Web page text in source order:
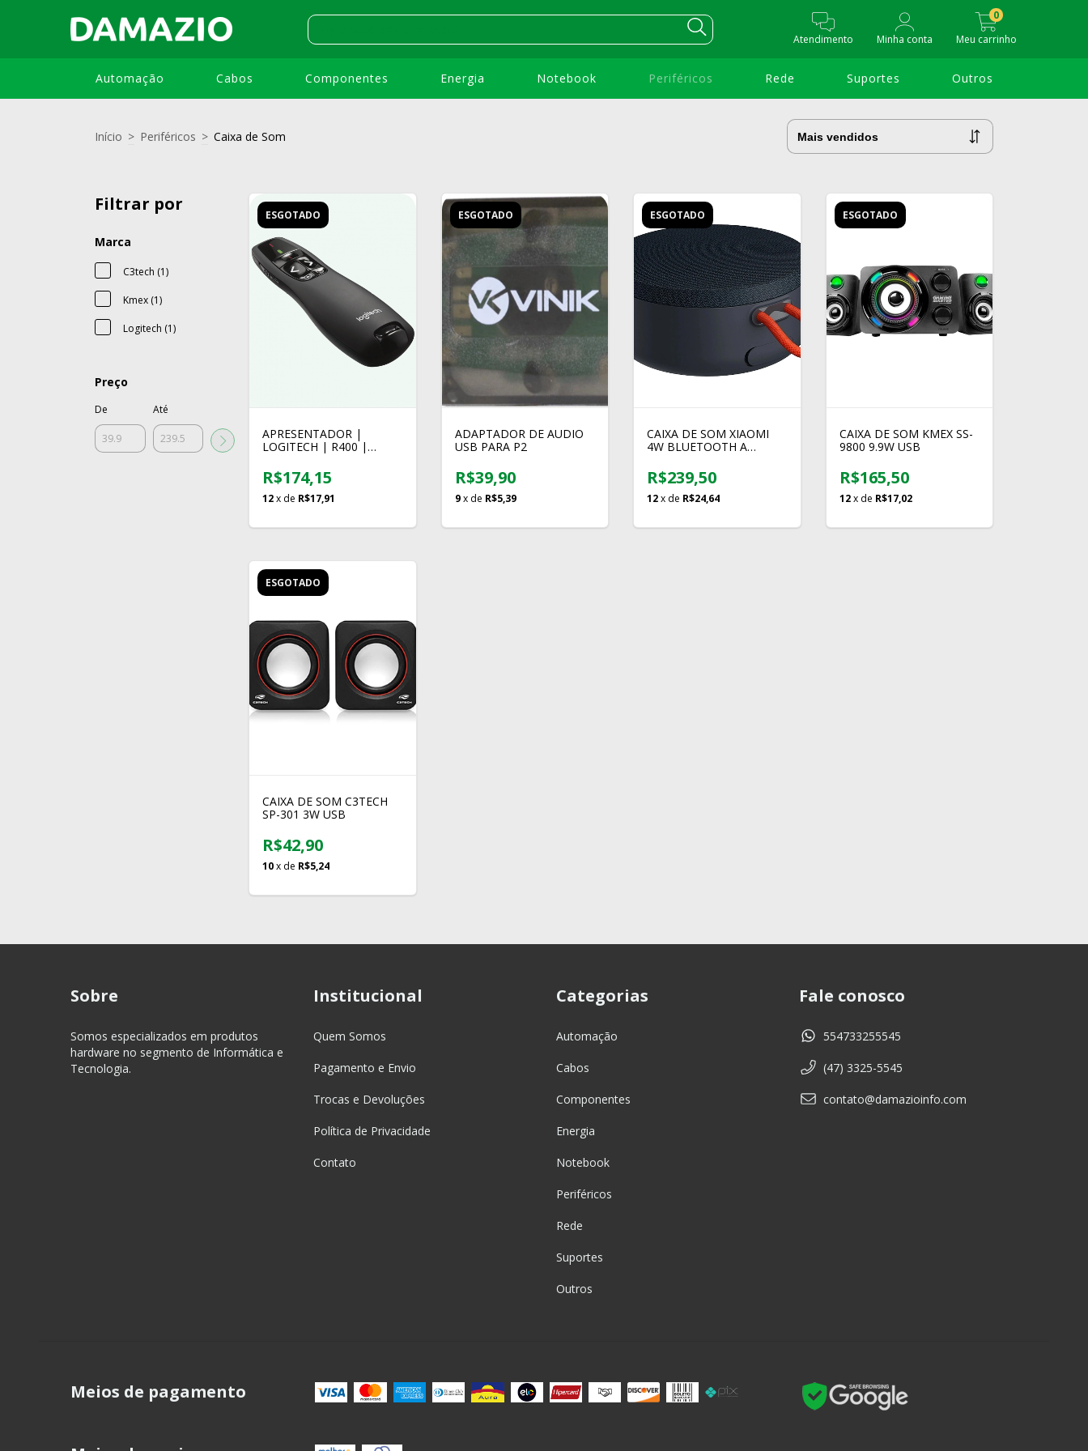
Atendimento Minha conta Meu carrinho
0
Automação Cabos Componentes Energia Notebook Periféricos Rede Suportes Outros
Início > Periféricos > Caixa de Som
Filtrar por
Marca
C3tech (1)
Kmex (1)
Logitech (1)
Preço
De Até
ESGOTADO
APRESENTADOR |
LOGITECH | R400 |
R$174,15
12x de R$17,91
ESGOTADO
ADAPTADOR DE AUDIO
USB PARA P2
R$39,90
9 x de R$5,39
ESGOTADO
CAIXA DE SOM XIAOMI
4W BLUETOOTH A
R$239,50
12x de R$24,64
ESGOTADO
CAIXA DE SOM KMEX SS-
9800 9.9W USB
R$165,50
12 x de R$17,02
ESGOTADO
CAIXA DE SOM C3TECH
SP-301 3W USB
R$42,90
10x de R$5,24
Sobre
Somos especializados em produtos
hardware no segmento de Informática e
Tecnologia.
Institucional
Quem Somos
Pagamento e Envio
Trocas e Devoluções
Política de Privacidade
Contato
Categorias
Automação
Cabos
Componentes
Energia
Notebook
Periféricos
Rede
Suportes
Outros
Fale conosco
554733255545
(47) 3325-5545
contato@damazioinfo.com
Meios de pagamento